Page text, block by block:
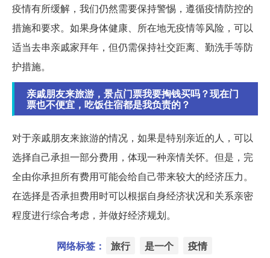
疫情有所缓解，我们仍然需要保持警惕，遵循疫情防控的
措施和要求。如果身体健康、所在地无疫情等风险，可以
适当去串亲戚家拜年，但仍需保持社交距离、勤洗手等防
护措施。
亲戚朋友来旅游，景点门票我要掏钱买吗？现在门
票也不便宜，吃饭住宿都是我负责的？
对于亲戚朋友来旅游的情况，如果是特别亲近的人，可以
选择自己承担一部分费用，体现一种亲情关怀。但是，完
全由你承担所有费用可能会给自己带来较大的经济压力。
在选择是否承担费用时可以根据自身经济状况和关系亲密
程度进行综合考虑，并做好经济规划。
网络标签： 旅行 是一个 疫情